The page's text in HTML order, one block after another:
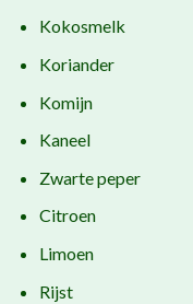
Kokosmelk
Koriander
Komijn
Kaneel
Zwarte peper
Citroen
Limoen
Rijst